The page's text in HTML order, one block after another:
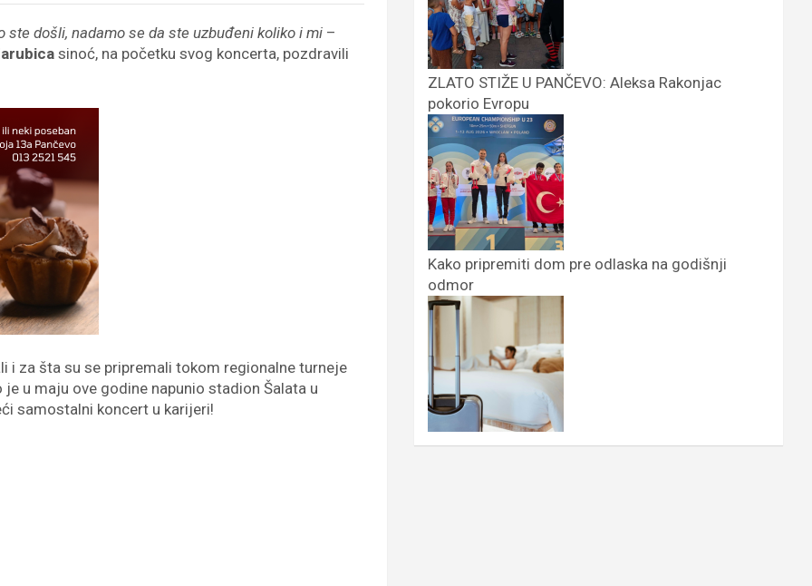
ste došli, nadamo se da ste uzbuđeni koliko i mi –
sinoć, na početku svog koncerta, pozdravili
i za šta su se pripremali tokom regionalne turneje
u maju ove godine napunio stadion Šalata u
samostalni koncert u karijeri!
ZLATO STIŽE U PANČEVO: Aleksa Rakonjac
pokorio Evropu
Kako pripremiti dom pre odlaska na godišnji
odmor